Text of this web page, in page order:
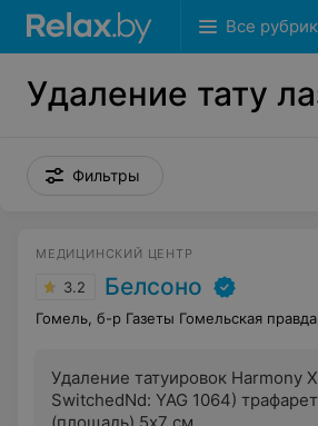
Все
Удаление тату
Фильтры
МЕДИЦИНСКИЙ ЦЕНТР
3.2 Белсоно
Гомель, б-р Газеты Гомельская
Удаление татуировок Harmony
SwitchedNd: YAG 1064) трафарет